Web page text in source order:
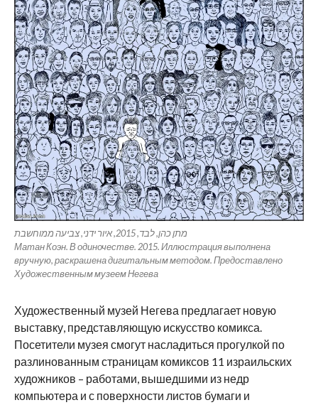
מתן כהן, לבד, 2015, איור ידני, צביעה ממוחשבת
Матан Коэн. В одиночестве. 2015. Иллюстрация выполнена
вручную, раскрашена дигитальным методом. Предоставлено
Художественным музеем Негева
Художественный музей Негева предлагает новую
выставку, представляющую искусство комикса.
Посетители музея смогут насладиться прогулкой по
разлинованным страницам комиксов 11 израильских
художников – работами, вышедшими из недр
компьютера и с поверхности листов бумаги и